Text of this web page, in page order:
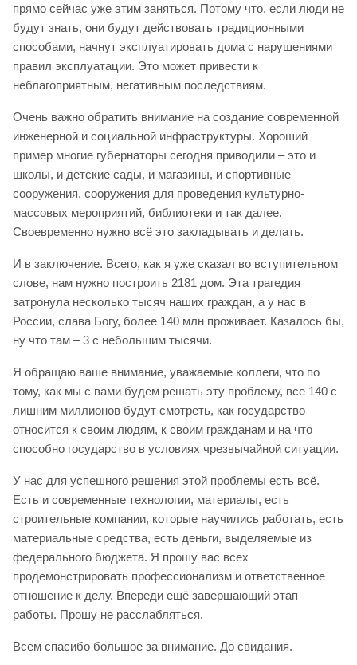
прямо сейчас уже этим заняться. Потому что, если люди не
будут знать, они будут действовать традиционными
способами, начнут эксплуатировать дома с нарушениями
правил эксплуатации. Это может привести к
неблагоприятным, негативным последствиям.
Очень важно обратить внимание на создание современной
инженерной и социальной инфраструктуры. Хороший
пример многие губернаторы сегодня приводили – это и
школы, и детские сады, и магазины, и спортивные
сооружения, сооружения для проведения культурно-
массовых мероприятий, библиотеки и так далее.
Своевременно нужно всё это закладывать и делать.
И в заключение. Всего, как я уже сказал во вступительном
слове, нам нужно построить 2181 дом. Эта трагедия
затронула несколько тысяч наших граждан, а у нас в
России, слава Богу, более 140 млн проживает. Казалось бы,
ну что там – 3 с небольшим тысячи.
Я обращаю ваше внимание, уважаемые коллеги, что по
тому, как мы с вами будем решать эту проблему, все 140 с
лишним миллионов будут смотреть, как государство
относится к своим людям, к своим гражданам и на что
способно государство в условиях чрезвычайной ситуации.
У нас для успешного решения этой проблемы есть всё.
Есть и современные технологии, материалы, есть
строительные компании, которые научились работать, есть
материальные средства, есть деньги, выделяемые из
федерального бюджета. Я прошу вас всех
продемонстрировать профессионализм и ответственное
отношение к делу. Впереди ещё завершающий этап
работы. Прошу не расслабляться.
Всем спасибо большое за внимание. До свидания.